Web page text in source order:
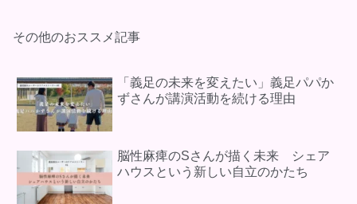
その他のおススメ記事
「義足の未来を変えたい」義足パパか
ずさんが講演活動を続ける理由
脳性麻痺のSさんが描く未来 シェア
ハウスという新しい自立のかたち